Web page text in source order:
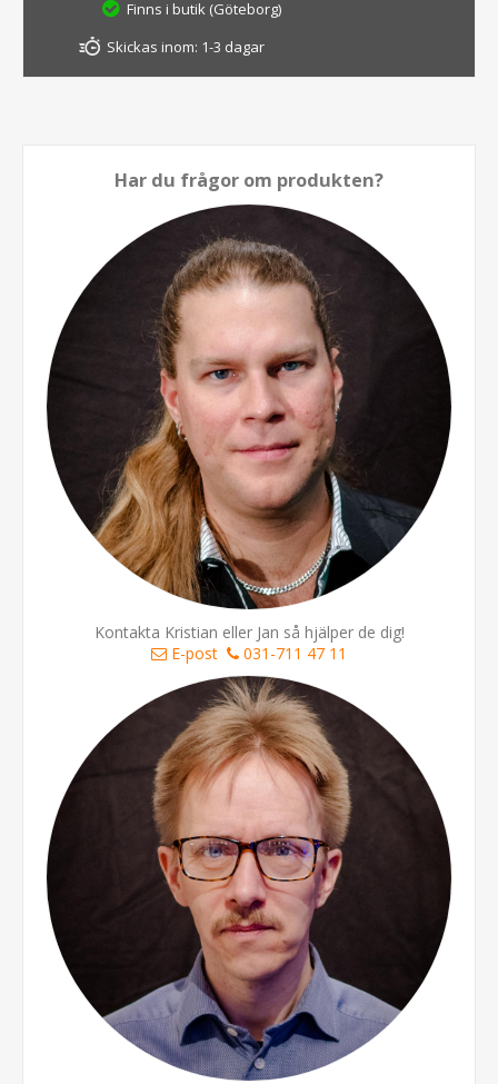
Finns i butik (Göteborg)
Skickas inom: 1-3 dagar
Har du frågor om produkten?
Kontakta Kristian eller Jan så hjälper de dig!
E-post
031-711 47 11